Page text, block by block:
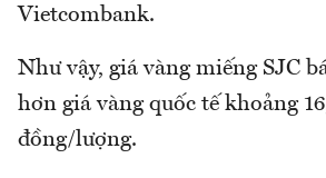
Vietcombank.
Như vậy, giá vàng miếng SJC
hơn giá vàng quốc tế khoảng
đồng/lượng.